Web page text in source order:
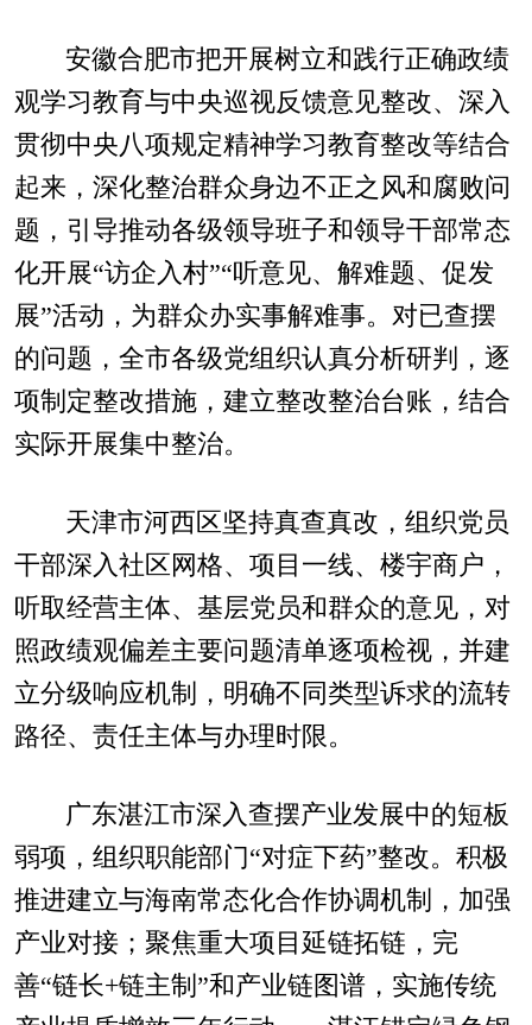
安徽合肥市把开展树立和践行正确政绩
观学习教育与中央巡视反馈意见整改、深入
贯彻中央八项规定精神学习教育整改等结合
起来，深化整治群众身边不正之风和腐败问
题，引导推动各级领导班子和领导干部常态
化开展“访企入村”“听意见、解难题、促发
展”活动，为群众办实事解难事。对已查摆
的问题，全市各级党组织认真分析研判，逐
项制定整改措施，建立整改整治台账，结合
实际开展集中整治。
天津市河西区坚持真查真改，组织党员
干部深入社区网格、项目一线、楼宇商户，
听取经营主体、基层党员和群众的意见，对
照政绩观偏差主要问题清单逐项检视，并建
立分级响应机制，明确不同类型诉求的流转
路径、责任主体与办理时限。
广东湛江市深入查摆产业发展中的短板
弱项，组织职能部门“对症下药”整改。积极
推进建立与海南常态化合作协调机制，加强
产业对接；聚焦重大项目延链拓链，完
善“链长+链主制”和产业链图谱，实施传统